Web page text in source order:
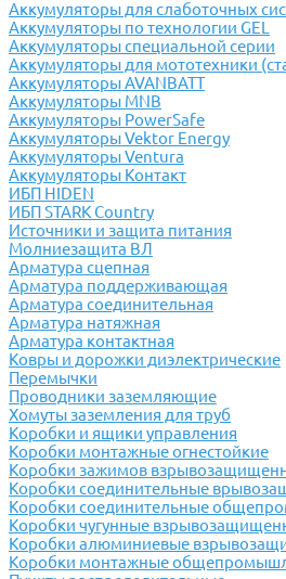
Аккумуляторы для слаботочных
Аккумуляторы по технологии GEL
Аккумуляторы специальной серии
Аккумуляторы для мототехники
Аккумуляторы AVANBATT
Аккумуляторы MNB
Аккумуляторы PowerSafe
Аккумуляторы Vektor Energy
Аккумуляторы Ventura
Аккумуляторы Контакт
ИБП HIDEN
ИБП STARK Country
Источники и защита питания
Молниезащита ВЛ
Арматура сцепная
Арматура поддерживающая
Арматура соединительная
Арматура натяжная
Арматура контактная
Ковры и дорожки диэлектрические
Перемычки
Проводники заземляющие
Хомуты заземления для труб
Коробки и ящики управления
Коробки монтажные огнестойкие
Коробки зажимов
Коробки соединительные
Коробки соединительные
Коробки чугунные
Коробки алюминиевые
Коробки монтажные